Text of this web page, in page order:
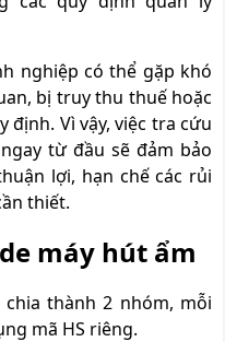
nghiệp có thể gặp khó
bị truy thu thuế hoặc
định. Vì vậy, việc tra cứu
từ đầu sẽ đảm bảo
lợi, hạn chế các rủi
thiết.
máy hút ẩm
thành 2 nhóm, mỗi
mã HS riêng.